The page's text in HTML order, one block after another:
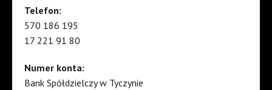
Telefon:
570 186 195
17 221 91 80
Numer konta:
Bank Spółdzielczy w Tyczynie